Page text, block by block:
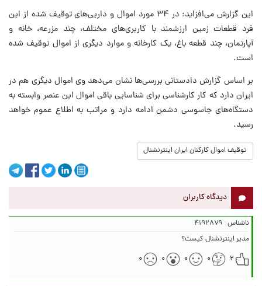
این گزارش می‌افزاید: در ۳۴ مورد اموال و داریی‌های توقیف شده از این
فرد قطعات زمین ارزشمند با کاربری‌های مختلف، چند مزرعه، خانه و
آپارتمان، چند قطعه باغ، یک کارخانه و موارد دیگری از اموال توقیف شده
است.
بر اساس گزارش دادستانی بررسی‌ها نشان می‌دهد وی اموال دیگری هم در
ایران دارد که کار کارشناسی برای شناسایی باقی اموال این عنصر وابسته به
دستگاه‌های جاسوسی دشمن ادامه دارد و مراتب به اطلاع عموم خواهد
رسید.
توقیف اموال کارکنان ایران اینترنشنال
دیدگاه کاربران
ناشناس ۴۱۹۲۸۷۹
مدیر اینترنشنال کیست؟
۲
۰ ۰ ۰ ۰